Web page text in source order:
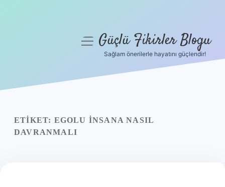
Yasal Uyarı
menüyüGüçlü Fikirler Blogu
Sağlam önerilerle hayatını güçlendir!
ETIKET: EGOLU INSANA NASIL
DAVRANMALI